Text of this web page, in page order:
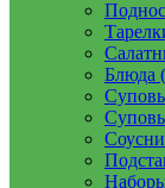
Блюда